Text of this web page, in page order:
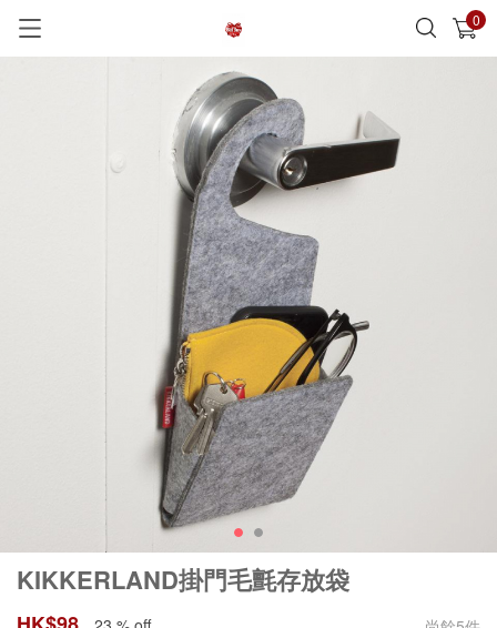
0
已加入購物車 查看
KIKKERLAND掛門毛氈存放袋